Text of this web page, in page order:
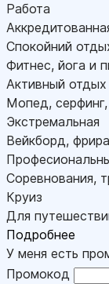
Работа
Спокойний
Фитнес, йога и
Активный отдых
Мопед,
Экстремальная
Вейкборд,
Соревнования,
Круиз
Для
Подробнее
У меня есть
Промокод